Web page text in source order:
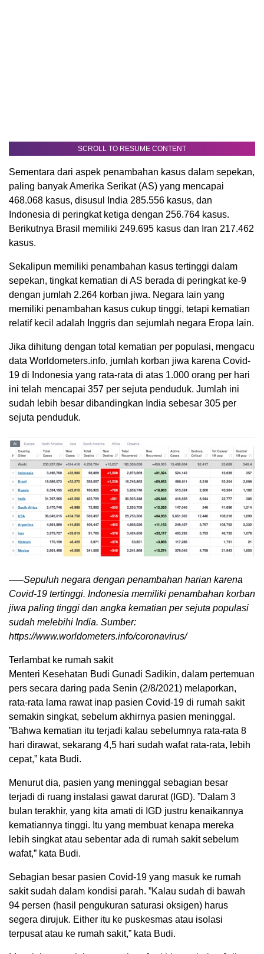
SCROLL TO RESUME CONTENT
Sementara dari aspek penambahan kasus dalam sepekan,
paling banyak Amerika Serikat (AS) yang mencapai
468.068 kasus, disusul India 285.556 kasus, dan
Indonesia di peringkat ketiga dengan 256.764 kasus.
Berikutnya Brasil memiliki 249.695 kasus dan Iran 217.462
kasus.
Sekalipun memiliki penambahan kasus tertinggi dalam
sepekan, tingkat kematian di AS berada di peringkat ke-9
dengan jumlah 2.264 korban jiwa. Negara lain yang
memiliki penambahan kasus cukup tinggi, tetapi kematian
relatif kecil adalah Inggris dan sejumlah negara Eropa lain.
Jika dihitung dengan total kematian per populasi, mengacu
data Worldometers.info, jumlah korban jiwa karena Covid-
19 di Indonesia yang rata-rata di atas 1.000 orang per hari
ini telah mencapai 357 per sejuta penduduk. Jumlah ini
sudah lebih besar dibandingkan India sebesar 305 per
sejuta penduduk.
—–Sepuluh negara dengan penambahan harian karena
Covid-19 tertinggi. Indonesia memiliki penambahan korban
jiwa paling tinggi dan angka kematian per sejuta populasi
sudah melebihi India. Sumber:
https://www.worldometers.info/coronavirus/
Terlambat ke rumah sakit
Menteri Kesehatan Budi Gunadi Sadikin, dalam pertemuan
pers secara daring pada Senin (2/8/2021) melaporkan,
rata-rata lama rawat inap pasien Covid-19 di rumah sakit
semakin singkat, sebelum akhirnya pasien meninggal.
”Bahwa kematian itu terjadi kalau sebelumnya rata-rata 8
hari dirawat, sekarang 4,5 hari sudah wafat rata-rata, lebih
cepat,” kata Budi.
Menurut dia, pasien yang meninggal sebagian besar
terjadi di ruang instalasi gawat darurat (IGD). ”Dalam 3
bulan terakhir, yang kita amati di IGD justru kenaikannya
kematiannya tinggi. Itu yang membuat kenapa mereka
lebih singkat atau sebentar ada di rumah sakit sebelum
wafat,” kata Budi.
Sebagian besar pasien Covid-19 yang masuk ke rumah
sakit sudah dalam kondisi parah. ”Kalau sudah di bawah
94 persen (hasil pengukuran saturasi oksigen) harus
segera dirujuk. Either itu ke puskesmas atau isolasi
terpusat atau ke rumah sakit,” kata Budi.